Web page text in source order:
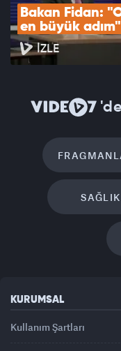
Bakan Fidan:
en büyük adım"
İZLE
SAĞLIK
KURUMSAL
Kullanım Şartları